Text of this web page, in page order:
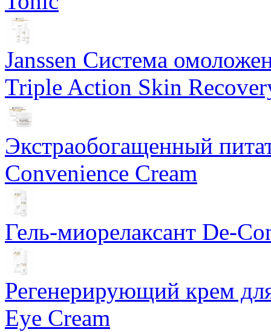
Janssen Система
Triple Action Skin
Экстраобогащенный
Convenience Cream
Гель-миорелаксант De-
Регенерирующий крем
Eye Cream